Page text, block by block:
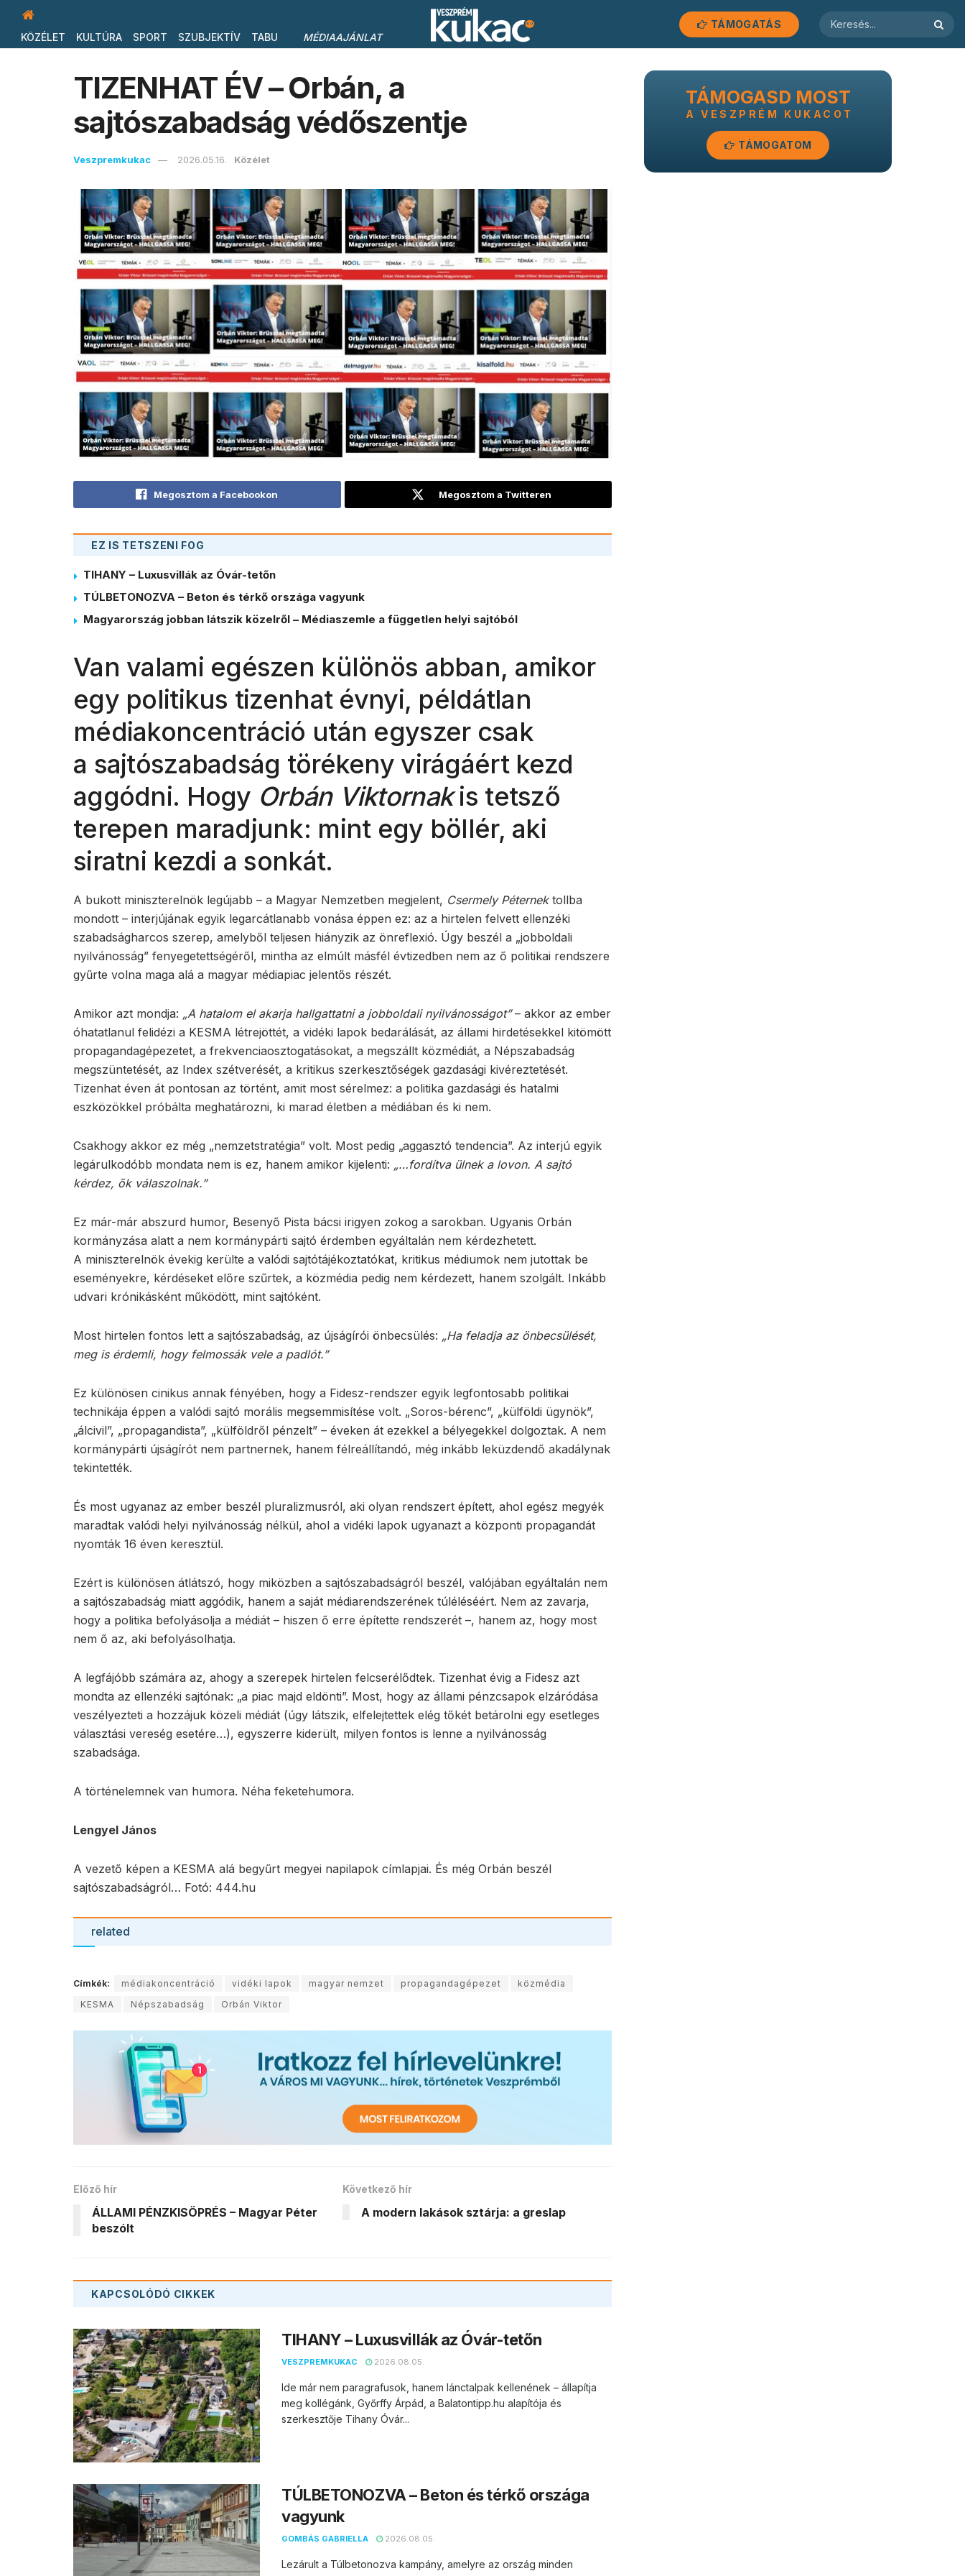
KÖZÉLET KULTÚRA SPORT SZUBJEKTÍV TABU MÉDIAAJÁNLAT
TÁMOGATÁS
TIZENHAT ÉV – Orbán, a
sajtószabadság védőszentje
Veszpremkukac 2026.05.16. Közélet
Megosztom a Facebookon Megosztom a Twitteren
EZ IS TETSZENI FOG
TIHANY – Luxusvillák az Óvár-tetőn
TÚLBETONOZVA – Beton és térkő országa vagyunk
Magyarország jobban látszik közelről – Médiaszemle a független helyi sajtóból
Van valami egészen különös abban, amikor
egy politikus tizenhat évnyi, példátlan
médiakoncentráció után egyszer csak
a sajtószabadság törékeny virágáért kezd
aggódni. Hogy Orbán Viktornakis tetsző
terepen maradjunk: mint egy böllér, aki
siratni kezdi a sonkát.
A bukott miniszterelnök legújabb – a Magyar Nemzetben megjelent, Csermely Péternektollba
mondott – interjújának egyik legarcátlanabb vonása éppen ez: az a hirtelen felvett ellenzéki
szabadságharcos szerep, amelyből teljesen hiányzik az önreflexió. Úgy beszél a „jobboldali
nyilvánosság” fenyegetettségéről, mintha az elmúlt másfél évtizedben nem az ő politikai rendszere
gyűrte volna maga alá a magyar médiapiac jelentős részét.
Amikor azt mondja: „A hatalom el akarja hallgattatni a jobboldali nyilvánosságot”– akkor az ember
óhatatlanul felidézi a KESMA létrejöttét, a vidéki lapok bedarálását, az állami hirdetésekkel kitömött
propagandagépezetet, a frekvenciaosztogatásokat, a megszállt közmédiát, a Népszabadság
megszüntetését, az Index szétverését, a kritikus szerkesztőségek gazdasági kivéreztetését.
Tizenhat éven át pontosan az történt, amit most sérelmez: a politika gazdasági és hatalmi
eszközökkel próbálta meghatározni, ki marad életben a médiában és ki nem.
Csakhogy akkor ez még „nemzetstratégia” volt. Most pedig „aggasztó tendencia”. Az interjú egyik
legárulkodóbb mondata nem is ez, hanem amikor kijelenti: „…fordítva ülnek a lovon. A sajtó
kérdez, ők válaszolnak.”
Ez már-már abszurd humor, Besenyő Pista bácsi irigyen zokog a sarokban. Ugyanis Orbán
kormányzása alatt a nem kormánypárti sajtó érdemben egyáltalán nem kérdezhetett.
A miniszterelnök évekig kerülte a valódi sajtótájékoztatókat, kritikus médiumok nem jutottak be
eseményekre, kérdéseket előre szűrtek, a közmédia pedig nem kérdezett, hanem szolgált. Inkább
udvari krónikásként működött, mint sajtóként.
Most hirtelen fontos lett a sajtószabadság, az újságírói önbecsülés: „Ha feladja az önbecsülését,
meg is érdemli, hogy felmossák vele a padlót.”
Ez különösen cinikus annak fényében, hogy a Fidesz-rendszer egyik legfontosabb politikai
technikája éppen a valódi sajtó morális megsemmisítése volt. „Soros-bérenc”, „külföldi ügynök”,
„álcivil”, „propagandista”, „külföldről pénzelt” – éveken át ezekkel a bélyegekkel dolgoztak. A nem
kormánypárti újságírót nem partnernek, hanem félreállítandó, még inkább leküzdendő akadálynak
tekintették.
És most ugyanaz az ember beszél pluralizmusról, aki olyan rendszert épített, ahol egész megyék
maradtak valódi helyi nyilvánosság nélkül, ahol a vidéki lapok ugyanazt a központi propagandát
nyomták 16 éven keresztül.
Ezért is különösen átlátszó, hogy miközben a sajtószabadságról beszél, valójában egyáltalán nem
a sajtószabadság miatt aggódik, hanem a saját médiarendszerének túléléséért. Nem az zavarja,
hogy a politika befolyásolja a médiát – hiszen ő erre építette rendszerét –, hanem az, hogy most
nem ő az, aki befolyásolhatja.
A legfájóbb számára az, ahogy a szerepek hirtelen felcserélődtek. Tizenhat évig a Fidesz azt
mondta az ellenzéki sajtónak: „a piac majd eldönti”. Most, hogy az állami pénzcsapok elzáródása
veszélyezteti a hozzájuk közeli médiát (úgy látszik, elfelejtettek elég tőkét betárolni egy esetleges
választási vereség esetére…), egyszerre kiderült, milyen fontos is lenne a nyilvánosság
szabadsága.
A történelemnek van humora. Néha feketehumora.
Lengyel János
A vezető képen a KESMA alá begyűrt megyei napilapok címlapjai. És még Orbán beszél
sajtószabadságról… Fotó: 444.hu
related
Címkék: médiakoncentráció vidéki lapok magyar nemzet propagandagépezet
közmédia
KESMA
Népszabadság Orbán Viktor
Előző hír
ÁLLAMI PÉNZKISÖPRÉS – Magyar Péter
beszólt
Következő hír
A modern lakások sztárja: a greslap
KAPCSOLÓDÓ CIKKEK
TIHANY – Luxusvillák az Óvár-tetőn
VESZPREMKUKAC 2026.08.05.
Ide már nem paragrafusok, hanem lánctalpak kellenének – állapítja
meg kollégánk, Győrffy Árpád, a Balatontipp.hu alapítója és
szerkesztője Tihany Óvár...
TÚLBETONOZVA – Beton és térkő országa
vagyunk
GOMBÁS GABRIELLA 2026.08.05.
Lezárult a Túlbetonozva kampány, amelyre az ország minden
TÁMOGASD MOST
A VESZPRÉM KUKACOT
TÁMOGATOM